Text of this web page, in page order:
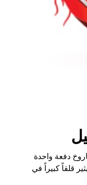
أعلنت وسائل الإعلام الإسرائيلية أن إيران قامت بإطلاق نحو 100 صاروخ دفعة واحدة
قلقاً كبيراً في